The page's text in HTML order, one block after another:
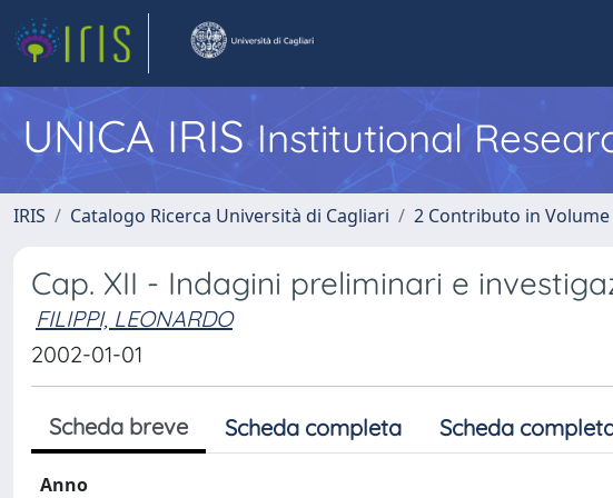
UNICA IRISInstitutional
IRIS Catalogo Ricerca Università di Cagliari 2 Contributo in Volume
Cap. XII - Indagini preliminari e
FILIPPI, LEONARDO
2002-01-01
Scheda breve Scheda completa Scheda
Anno